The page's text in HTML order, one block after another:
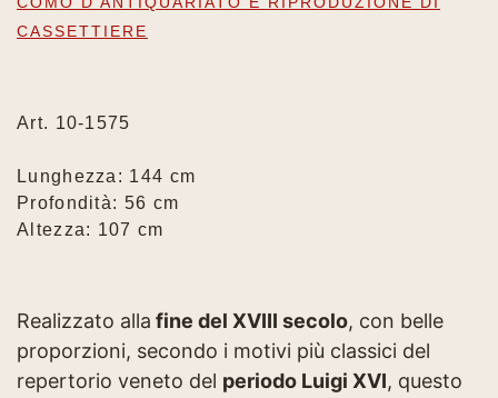
CASSETTIERE
Art. 10-1575
Lunghezza: 144 cm
Profondità: 56 cm
Altezza: 107 cm
Realizzato alla fine del XVIII secolo, con belle
proporzioni, secondo i motivi più classici del
repertorio veneto del periodo Luigi XVI, questo